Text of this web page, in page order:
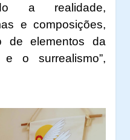
a realidade,
e composições,
de elementos da
e o surrealismo”,